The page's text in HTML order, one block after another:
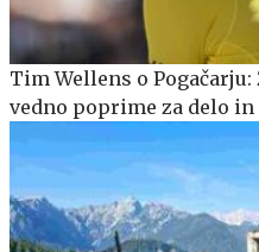
Tim Wellens o Pogačarju:
vedno poprime za delo